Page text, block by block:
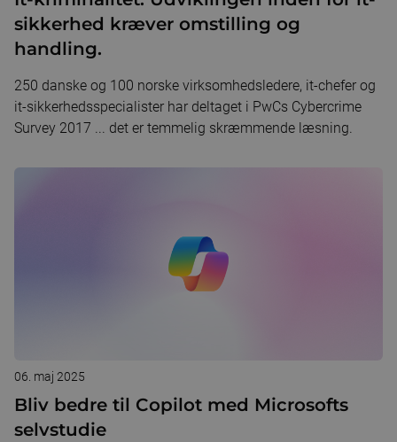
sikkerhed kræver omstilling og
handling.
250 danske og 100 norske virksomhedsledere, it-chefer og
it-sikkerhedsspecialister har deltaget i PwCs Cybercrime
Survey 2017 ... det er temmelig skræmmende læsning.
06. maj 2025
Bliv bedre til Copilot med Microsofts
selvstudie